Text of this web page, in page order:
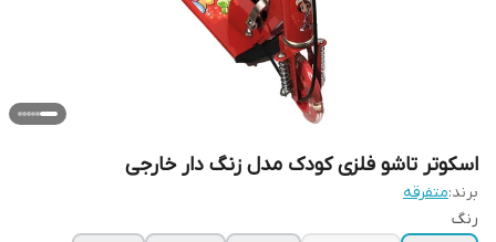
اسکوتر تاشو فلزی کودک مدل زنگ دار خارجی
برند:متفرقه
رنگ